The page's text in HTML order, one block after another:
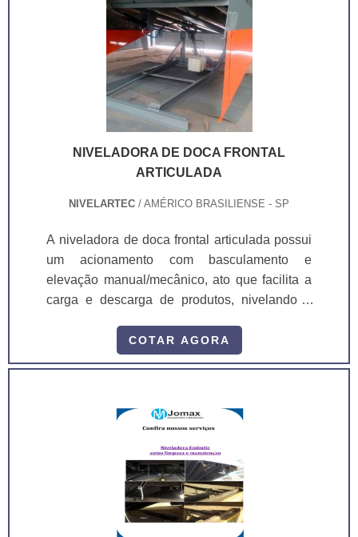
NIVELADORA DE DOCA FRONTAL
ARTICULADA
NIVELARTEC / AMÉRICO BRASILIENSE - SP
A niveladora de doca frontal articulada possui
um acionamento com basculamento e
elevação manual/mecânico, ato que facilita a
carga e descarga de produtos, nivelando a
equipamento precisa ser bastante preciso e
resistente. A empresa desenvolve niveladora
trabalho que tem como objetivo padronizar os
itens de segurança de forma a evita.
COTAR AGORA